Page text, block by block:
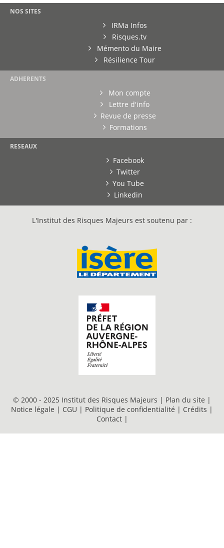
NOS SITES
IRMa Infos
Risques.tv
Mémento du Maire
Résilience Tour
ADHERENTS
Mon compte
Lettre d'info
Revue de presse
Formations
RESEAUX
Facebook
Twitter
You Tube
Linkedin
L'Institut des Risques Majeurs est soutenu par :
© 2000 - 2025 Institut des Risques Majeurs | Plan du site |
Notice légale | CGU | Politique de confidentialité | Crédits |
Contact |